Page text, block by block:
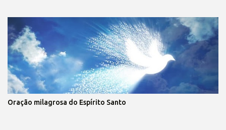
Oração milagrosa do Espírito Santo